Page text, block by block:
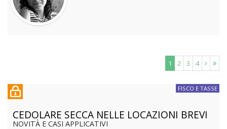
1 2 3 4
FISCO E TASSE
CEDOLARE SECCA NELLE LOCAZIONI BREVI
NOVITÀ E CASI APPLICATIVI